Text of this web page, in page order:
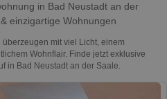
in Bad Neustadt an der
einzigartige Wohnungen
mit viel Licht, einem
Wohnflair. Finde jetzt exklusive
in Bad Neustadt an der Saale.